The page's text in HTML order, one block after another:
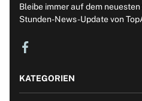
Bleibe immer auf dem neuesten
Stunden-News-Update von
KATEGORIEN